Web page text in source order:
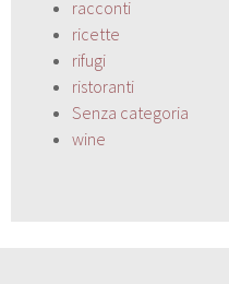
racconti
ricette
rifugi
ristoranti
Senza categoria
wine